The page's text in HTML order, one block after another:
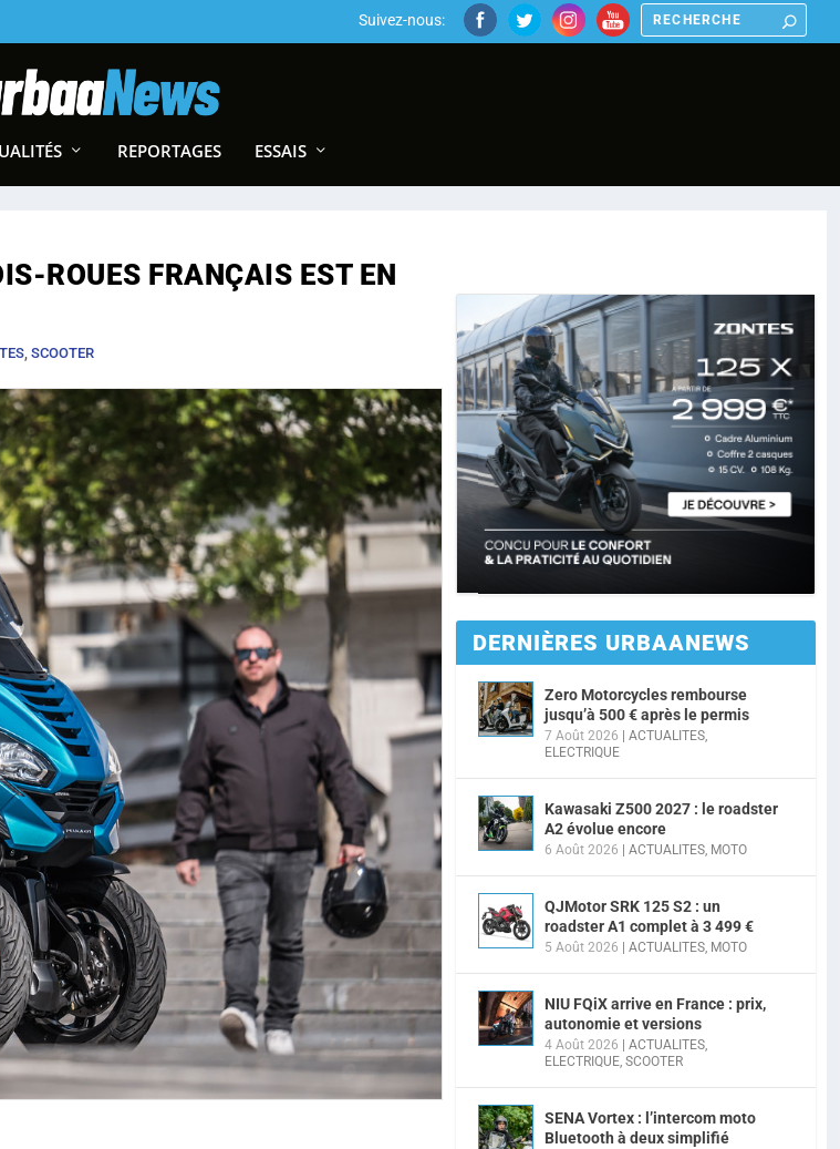
Suivez-nous:
REPORTAGES ESSAIS
ROUES FRANÇAIS EST EN
, SCOOTER
DERNIÈRES URBAANEWS
Zero Motorcycles rembourse
jusqu’à 500 € après le permis
7 Août 2026 ACTUALITES,
ELECTRIQUE
Kawasaki Z500 2027 : le roadster
A2 évolue encore
6 Août 2026 ACTUALITES, MOTO
QJMotor SRK 125 S2 : un
roadster A1 complet à 3 499 €
5 Août 2026 ACTUALITES, MOTO
NIU FQiX arrive en France : prix,
autonomie et versions
4 Août 2026 ACTUALITES,
ELECTRIQUE, SCOOTER
SENA Vortex : l’intercom moto
Bluetooth à deux simplifié